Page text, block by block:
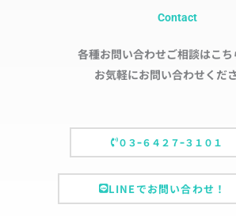
Contact
各種お問い合わせご相談はこち
お気軽にお問い合わせくださ
０３ｰ６４２７ｰ３１０１
LINEでお問い合わせ！